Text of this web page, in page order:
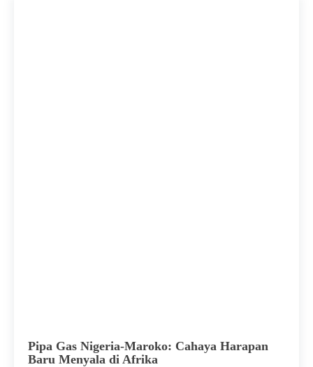
Pipa Gas Nigeria-Maroko: Cahaya Harapan
Baru Menyala di Afrika